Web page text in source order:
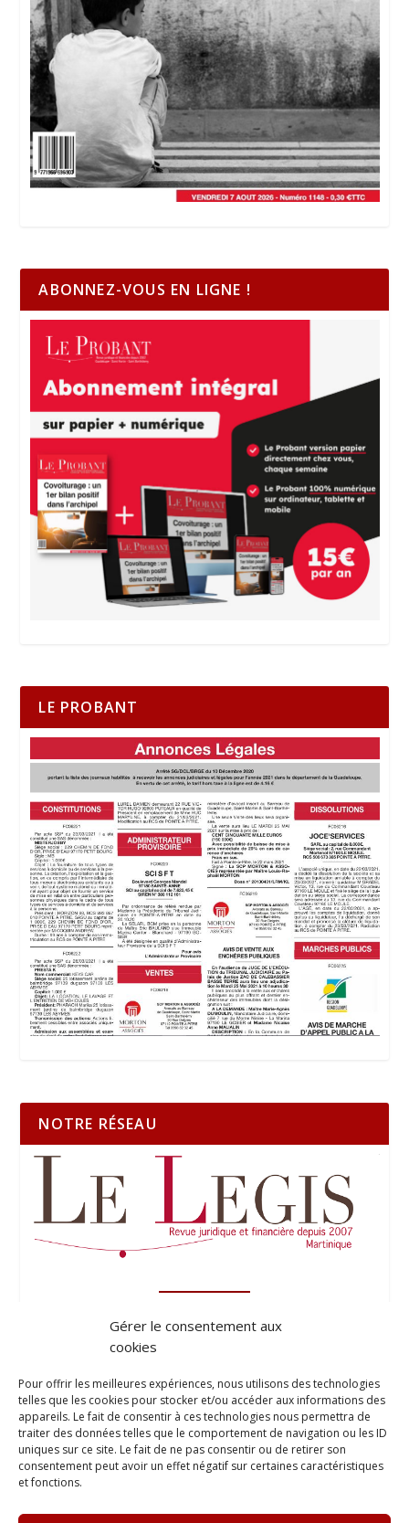
Gérer le consentement aux
cookies
Pour offrir les meilleures expériences, nous utilisons des technologies
telles que les cookies pour stocker et/ou accéder aux informations des
appareils. Le fait de consentir à ces technologies nous permettra de
traiter des données telles que le comportement de navigation ou les ID
uniques sur ce site. Le fait de ne pas consentir ou de retirer son
consentement peut avoir un effet négatif sur certaines caractéristiques
et fonctions.
ABONNEZ-VOUS EN LIGNE !
LE PROBANT
NOTRE RÉSEAU